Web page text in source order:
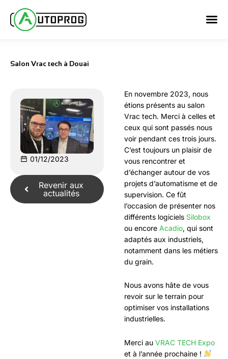
contenu
Salon Vrac tech à Douai
01/12/2023
Revenir aux
actualités
En novembre 2023, nous
étions présents au salon
Vrac tech. Merci à celles et
ceux qui sont passés nous
voir pendant ces trois jours.
C’est toujours un plaisir de
vous rencontrer et
d’échanger autour de vos
projets d’automatisme et de
supervision. Ce fût
l’occasion de présenter nos
différents logiciels Silobox
ou encore Acadio, qui sont
adaptés aux industriels,
notamment dans les métiers
du grain.
Nous avons hâte de vous
revoir sur le terrain pour
optimiser vos installations
industrielles.
Merci au VRAC TECH Expo
et à l’année prochaine !